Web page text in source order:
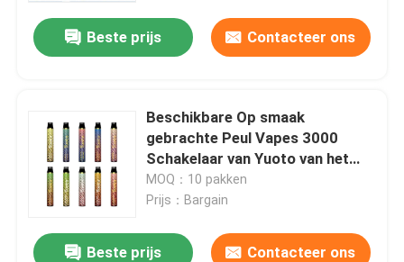
Producten
Video's
Ongeveer ons
Beste prijs Contacteer ons
Beschikbare Op smaak
gebrachte Peul Vapes 3000
Schakelaar van Yuoto van het
Rookwolken1650mah 8ml de
Dubbele Aroma
MOQ：10 pakken
Prijs：Bargain
Beste prijs Contacteer ons